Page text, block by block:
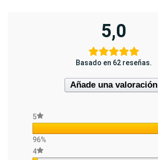
5,0
Basado en 62 reseñas.
Añade una valoración
5
96%
4